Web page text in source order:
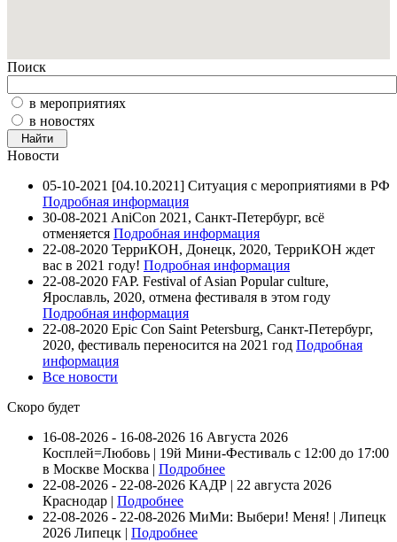
Поиск
в мероприятиях
в новостях
Новости
05-10-2021 [04.10.2021] Ситуация с мероприятиями в РФ
Подробная информация
30-08-2021 AniCon 2021, Санкт-Петербург, всё
отменяется Подробная информация
22-08-2020 ТерриКОН, Донецк, 2020, ТерриКОН ждет
вас в 2021 году! Подробная информация
22-08-2020 FAP. Festival of Asian Popular culture,
Ярославль, 2020, отмена фестиваля в этом году
Подробная информация
22-08-2020 Epic Con Saint Petersburg, Санкт-Петербург,
2020, фестиваль переносится на 2021 год Подробная
информация
Все новости
Скоро будет
16-08-2026 - 16-08-2026 16 Августа 2026
Косплей=Любовь | 19й Мини-Фестиваль с 12:00 до 17:00
в Москве Москва | Подробнее
22-08-2026 - 22-08-2026 КАДР | 22 августа 2026
Краснодар | Подробнее
22-08-2026 - 22-08-2026 МиМи: Выбери! Меня! | Липецк
2026 Липецк | Подробнее